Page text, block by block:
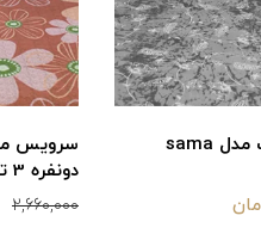
سرویس ملحفه بومرنگ مدل sama
دونفره 3 تکه
2,660,000